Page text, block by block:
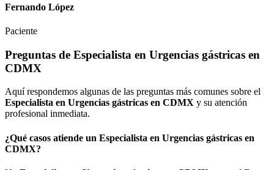
Fernando López
Paciente
Preguntas de Especialista en Urgencias gástricas en
CDMX
Aquí respondemos algunas de las preguntas más comunes sobre el
Especialista en Urgencias gástricas en CDMX y su atención
profesional inmediata.
¿Qué casos atiende un Especialista en Urgencias gástricas en
CDMX?